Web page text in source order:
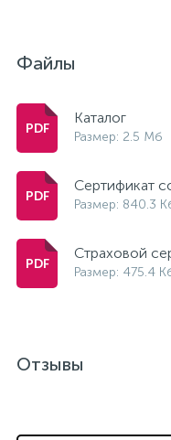
Файлы
Каталог
Размер: 2.5 Мб
Сертификат
Размер: 840.3
Страховой
Размер: 475.4
Отзывы